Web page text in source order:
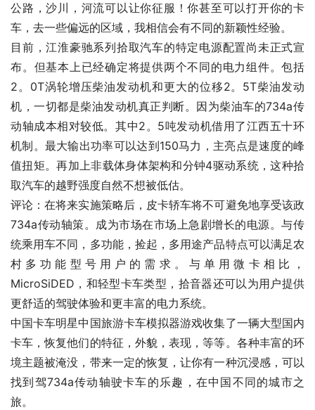
公路，沙川，河流可以让你征服！你甚至可以打开你的卡
车，去一些偏远的区域，我相信会有不同的新颖性经验。
目前，江淮豪驰系列拾取汽车的特定电源配置尚未正式宣
布。但基本上已经确定将提供两个不同的电力组件。包括
2。0T涡轮增压柴油发动机和更大的位移2。5T柴油发动
机，一切都是柴油发动机真正判断。因为柴油车的734a传
动轴成本相对较低。其中2。5吨发动机借用了江西五十环
机制。最大输出功率可以达到150马力，主亮点是速度的峰
值扭矩。再加上非载体身体架构和分钟4驱动系统，这种拾
取汽车的越野强度自然不想被低估。
评论：在将来实施策略后，皮卡轿车将不可避免地享受该政
734a传动轴策。成为市场在市场上急剧增长的电源。与传
统乘用车不同，多功能，捡起，多用途产品特点可以满足农
村多功能型号用户的需求。与单用微卡相比，
MicroSiDED，和轻型卡车类型，拾音器还可以为用户提供
更舒适的驾驶体验和更丰富的电力系统。
中国卡车明星中国旅游卡车模拟器游戏收集了一辆大型国内
卡车，恢复他们的特征，外貌，表现，等等。各种丰富的环
境主题被淹没，带来一定的恢复，让你有一种沉浸感，可以
找到驾734a传动轴驶卡车的乐趣，在中国不同的城市之
旅。